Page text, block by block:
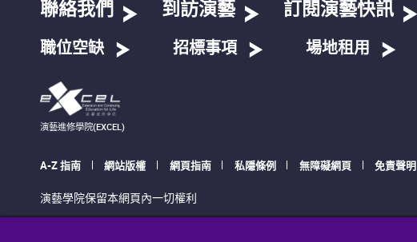
聯絡我們 到訪演藝 訂閱演藝快訊
職位空缺 招標事項 場地租用
演藝進修學院(EXCEL)
A-Z 指南 網站版權 網頁指南 私隱條例 無障礙網頁 免責聲明
演藝學院保留本網頁內一切權利